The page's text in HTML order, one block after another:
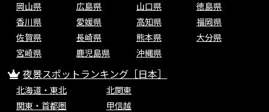
岡山県
広島県 山口県
徳島県
香川県
愛媛県 高知県
福岡県
佐賀県
長崎県 熊本県
大分県
宮崎県
鹿児島県 沖縄県
夜景スポットランキング［日本］
北海道・東北
北関東
関東・首都圏
甲信越